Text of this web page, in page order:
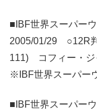
■IBF世界スーパー
2005/01/29 ○12R
111) コフィー・ジ
※IBF世界スーパー
■IBF世界スーパー